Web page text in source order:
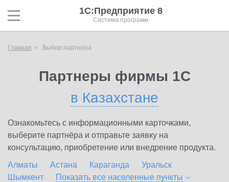
1С:Предприятие 8
Система программ
Главная Выбор партнёра
Партнеры фирмы 1С
в Казахстане
Ознакомьтесь с информационными карточками,
выберите партнёра и отправьте заявку на
консультацию, приобретение или внедрение продукта.
Алматы
Астана Караганда
Уральск
Шымкент
Показать все населенные пункты